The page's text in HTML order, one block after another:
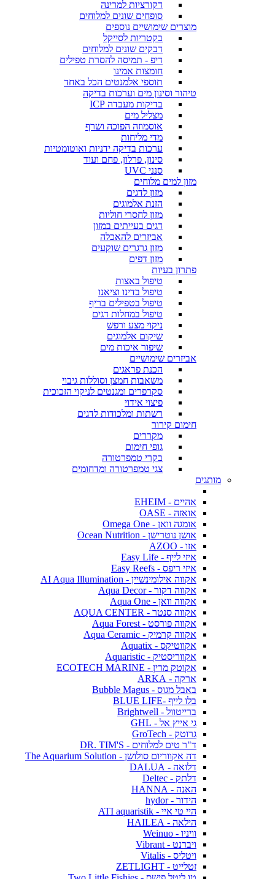
דקורציות למרינה
סופחים שונים למלוחים
מוצרים שימושיים נוספים
בקטריות לסייקל
דבקים שונים למלוחים
דיפ - תמיסה להסרת טפילים
חומצות אמינו
תוספי אלמנטים הכל באחד
טיהור וסינון מים וערכות בדיקה
בדיקות מעבדה ICP
מצליל מים
אוסמוזה הפוכה ושרף
מדי מליחות
ערכות בדיקה ידניות ואוטומטיות
סינון, פרלון, פחם ועוד
סנני UVC
מזון למים מלוחים
מזון לדגים
הזנת אלמוגים
מזון לחסרי חוליות
דגים בעייתים במזון
אביזרים להאכלה
מזון גרגרים שוקעים
מזון דפים
פתרון בעיות
טיפול באצות
טיפול בדינו וציאנו
טיפול בטפילים בריף
טיפול במחלות דגים
ניקוי מצע ורפש
שיקום אלמוגים
שיפור איכות מים
אביזרים שימושיים
הכנת פראגים
משאבות חמצן וסוללות גיבוי
סקרפרים ומגנטים לניקוי הזכוכית
פיצוי אידוי
רשתות ומלכודות לדגים
חימום קירור
מקררים
גופי חימום
בקרי טמפרטורה
צגי טמפרטורה ומדחומים
מותגים
אהיים - EHEIM
אואזה - OASE
אומגה וואן - Omega One
אושן נוטרישן - Ocean Nutrition
אזו - AZOO
איזי לייף - Easy Life
איזי ריפס - Easy Reefs
אקווה אילומינשיין - AI Aqua Illumination
אקווה דקור - Aqua Decor
אקווה וואן - Aqua One
אקווה סנטר - AQUA CENTER
אקווה פורסט - Aqua Forest
אקווה קרמיק - Aqua Ceramic
אקווטיקס - Aquatix
אקווריסטיק - Aquaristic
אקוטק מרין - ECOTECH MARINE
ארקה - ARKA
באבל מגוס - Bubble Magus
בלו לייף -BLUE LIFE
ברייטוול - Brightwell
גי אייץ אל - GHL
גרוטק - GroTech
ד"ר טים למלוחים - DR. TIM'S
דה אקווריום סולושן - The Aquarium Solution
דלואה - DALUA
דלתק - Deltec
האנה - HANNA
הידור - hydor
היי טי איי - ATI aquaristik
הילאה - HAILEA
וויניו - Weinuo
ויברנט - Vibrant
ויטליס - Vitalis
זטלייט - ZETLIGHT